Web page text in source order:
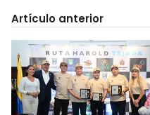
Artículo anterior